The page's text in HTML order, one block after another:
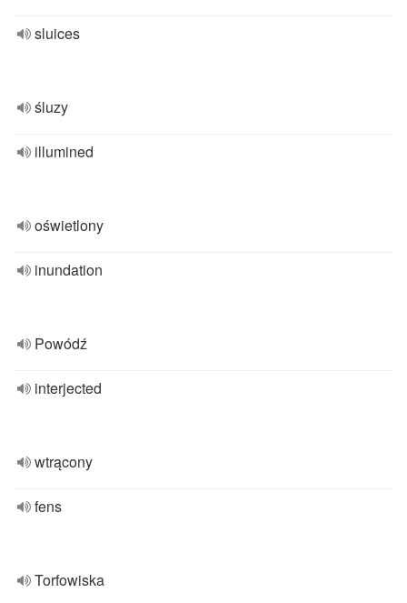
sluices
śluzy
illumined
oświetlony
inundation
Powódź
interjected
wtrącony
fens
Torfowiska